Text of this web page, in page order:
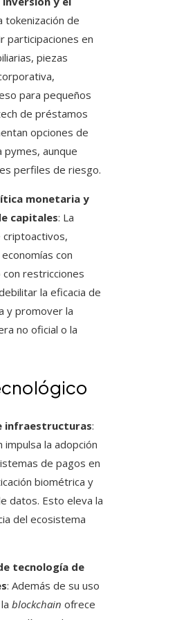
tokenización de
participaciones en
piezas
para pequeños
de préstamos
opciones de
pymes, aunque
perfiles de riesgo.
monetaria y
capitales: La
criptoactivos,
con
restricciones
la eficacia de
y promover la
no oficial o la
infraestructuras:
impulsa la adopción
de pagos en
biométrica y
datos. Esto eleva la
del ecosistema
tecnología de
: Además de su uso
blockchain ofrece